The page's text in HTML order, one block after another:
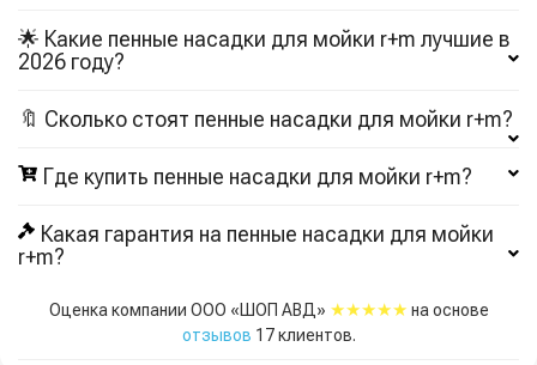
🌟 Какие пенные насадки для мойки r+m лучшие в
2026 году?
🔖 Сколько стоят пенные насадки для мойки r+m?
Где купить пенные насадки для мойки r+m?
Какая гарантия на пенные насадки для мойки
r+m?
Оценка компании ООО «ШОП АВД» ★★★★★ на основе
отзывов 17клиентов.